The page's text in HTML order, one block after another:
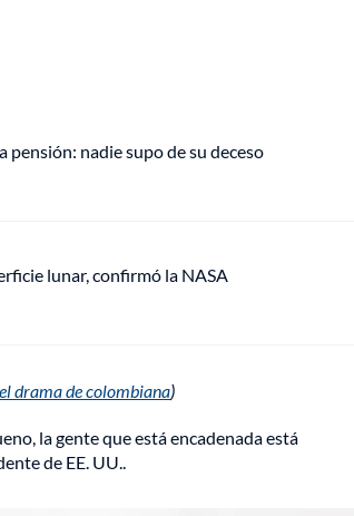
pensión: nadie supo de su deceso
lunar, confirmó la NASA
drama de colombiana)
la gente que está encadenada está
de EE. UU..